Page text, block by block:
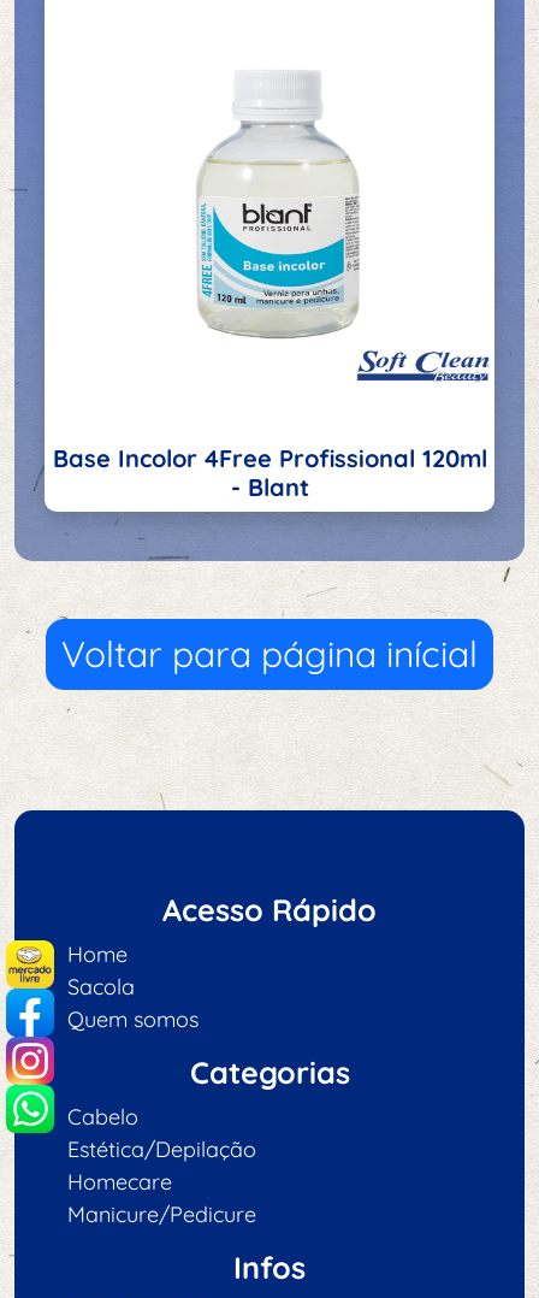
Base Incolor 4Free Profissional 120ml
- Blant
Voltar para página inícial
Acesso Rápido
Home
Sacola
Quem somos
Categorias
Cabelo
Estética/Depilação
Homecare
Manicure/Pedicure
Infos